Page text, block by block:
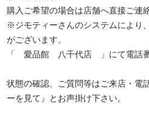
購入ご希望の場合は店舗へ直接ご連
※ジモティーさんのシステムにより
がございます。
「　愛品館　八千代店　」にて電話
状態の確認、ご質問等はご来店・電
ーを見て』とお声掛け下さい。